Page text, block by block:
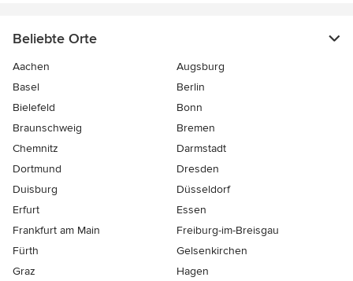
Beliebte Orte
Aachen
Augsburg
Basel
Berlin
Bielefeld
Bonn
Braunschweig
Bremen
Chemnitz
Darmstadt
Dortmund
Dresden
Duisburg
Düsseldorf
Erfurt
Essen
Frankfurt am Main
Freiburg-im-Breisgau
Fürth
Gelsenkirchen
Graz
Hagen